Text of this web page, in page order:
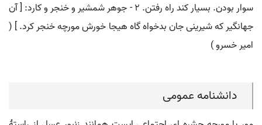
سوار بودن. بسیار کند راه رفتن. ۲ - جوهر شمشیر و خنجر و کارد: [ آن
جهانگیر که شیرینی جان بدخواه گاه هیجا خورش مورچه خنجر کرد. ] (
امیر خسرو )
دانشنامه عمومی